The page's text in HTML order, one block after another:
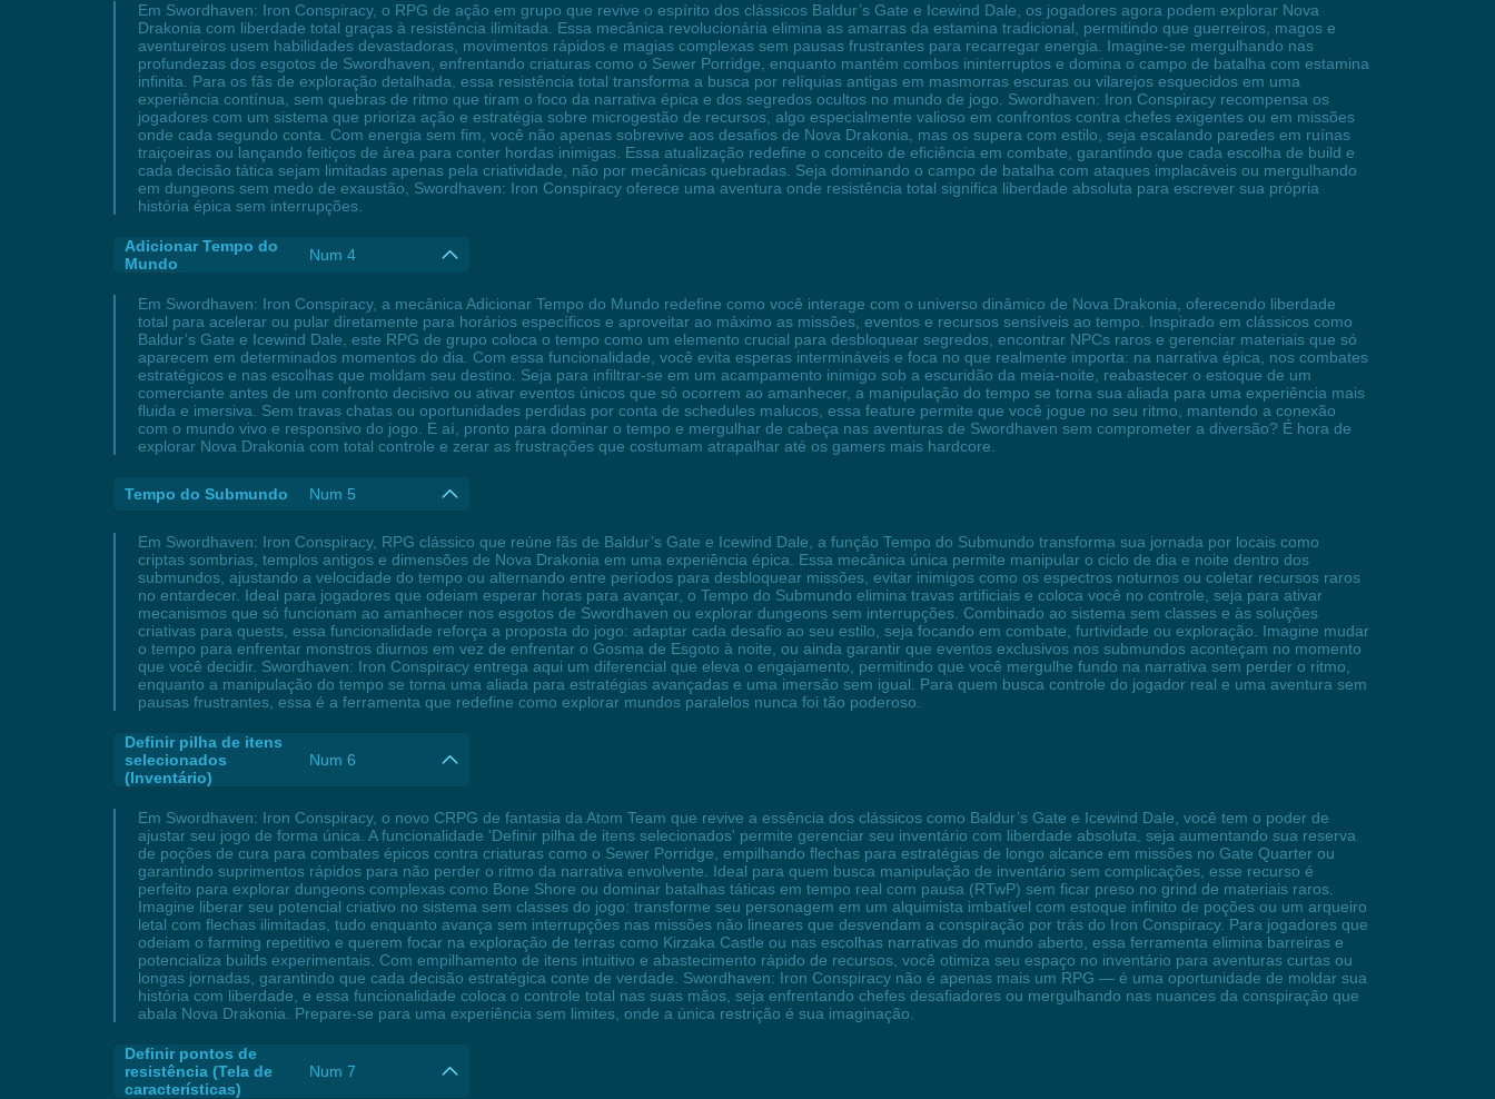
Em Swordhaven: Iron Conspiracy, o RPG de ação em grupo que revive o espírito dos clássicos Baldur’s Gate e Icewind Dale, os jogadores agora podem explorar Nova
Drakonia com liberdade total graças à resistência ilimitada. Essa mecânica revolucionária elimina as amarras da estamina tradicional, permitindo que guerreiros, magos e
aventureiros usem habilidades devastadoras, movimentos rápidos e magias complexas sem pausas frustrantes para recarregar energia. Imagine-se mergulhando nas
profundezas dos esgotos de Swordhaven, enfrentando criaturas como o Sewer Porridge, enquanto mantém combos ininterruptos e domina o campo de batalha com estamina
infinita. Para os fãs de exploração detalhada, essa resistência total transforma a busca por relíquias antigas em masmorras escuras ou vilarejos esquecidos em uma
experiência contínua, sem quebras de ritmo que tiram o foco da narrativa épica e dos segredos ocultos no mundo de jogo. Swordhaven: Iron Conspiracy recompensa os
jogadores com um sistema que prioriza ação e estratégia sobre microgestão de recursos, algo especialmente valioso em confrontos contra chefes exigentes ou em missões
onde cada segundo conta. Com energia sem fim, você não apenas sobrevive aos desafios de Nova Drakonia, mas os supera com estilo, seja escalando paredes em ruínas
traiçoeiras ou lançando feitiços de área para conter hordas inimigas. Essa atualização redefine o conceito de eficiência em combate, garantindo que cada escolha de build e
cada decisão tática sejam limitadas apenas pela criatividade, não por mecânicas quebradas. Seja dominando o campo de batalha com ataques implacáveis ou mergulhando
em dungeons sem medo de exaustão, Swordhaven: Iron Conspiracy oferece uma aventura onde resistência total significa liberdade absoluta para escrever sua própria
história épica sem interrupções.
Adicionar Tempo do
Mundo
Num 4
Em Swordhaven: Iron Conspiracy, a mecânica Adicionar Tempo do Mundo redefine como você interage com o universo dinâmico de Nova Drakonia, oferecendo liberdade
total para acelerar ou pular diretamente para horários específicos e aproveitar ao máximo as missões, eventos e recursos sensíveis ao tempo. Inspirado em clássicos como
Baldur’s Gate e Icewind Dale, este RPG de grupo coloca o tempo como um elemento crucial para desbloquear segredos, encontrar NPCs raros e gerenciar materiais que só
aparecem em determinados momentos do dia. Com essa funcionalidade, você evita esperas intermináveis e foca no que realmente importa: na narrativa épica, nos combates
estratégicos e nas escolhas que moldam seu destino. Seja para infiltrar-se em um acampamento inimigo sob a escuridão da meia-noite, reabastecer o estoque de um
comerciante antes de um confronto decisivo ou ativar eventos únicos que só ocorrem ao amanhecer, a manipulação do tempo se torna sua aliada para uma experiência mais
fluida e imersiva. Sem travas chatas ou oportunidades perdidas por conta de schedules malucos, essa feature permite que você jogue no seu ritmo, mantendo a conexão
com o mundo vivo e responsivo do jogo. E aí, pronto para dominar o tempo e mergulhar de cabeça nas aventuras de Swordhaven sem comprometer a diversão? É hora de
explorar Nova Drakonia com total controle e zerar as frustrações que costumam atrapalhar até os gamers mais hardcore.
Tempo do Submundo Num 5
Em Swordhaven: Iron Conspiracy, RPG clássico que reúne fãs de Baldur’s Gate e Icewind Dale, a função Tempo do Submundo transforma sua jornada por locais como
criptas sombrias, templos antigos e dimensões de Nova Drakonia em uma experiência épica. Essa mecânica única permite manipular o ciclo de dia e noite dentro dos
submundos, ajustando a velocidade do tempo ou alternando entre períodos para desbloquear missões, evitar inimigos como os espectros noturnos ou coletar recursos raros
no entardecer. Ideal para jogadores que odeiam esperar horas para avançar, o Tempo do Submundo elimina travas artificiais e coloca você no controle, seja para ativar
mecanismos que só funcionam ao amanhecer nos esgotos de Swordhaven ou explorar dungeons sem interrupções. Combinado ao sistema sem classes e às soluções
criativas para quests, essa funcionalidade reforça a proposta do jogo: adaptar cada desafio ao seu estilo, seja focando em combate, furtividade ou exploração. Imagine mudar
o tempo para enfrentar monstros diurnos em vez de enfrentar o Gosma de Esgoto à noite, ou ainda garantir que eventos exclusivos nos submundos aconteçam no momento
que você decidir. Swordhaven: Iron Conspiracy entrega aqui um diferencial que eleva o engajamento, permitindo que você mergulhe fundo na narrativa sem perder o ritmo,
enquanto a manipulação do tempo se torna uma aliada para estratégias avançadas e uma imersão sem igual. Para quem busca controle do jogador real e uma aventura sem
pausas frustrantes, essa é a ferramenta que redefine como explorar mundos paralelos nunca foi tão poderoso.
Definir pilha de itens
selecionados
(Inventário)
Num 6
Em Swordhaven: Iron Conspiracy, o novo CRPG de fantasia da Atom Team que revive a essência dos clássicos como Baldur’s Gate e Icewind Dale, você tem o poder de
ajustar seu jogo de forma única. A funcionalidade 'Definir pilha de itens selecionados' permite gerenciar seu inventário com liberdade absoluta, seja aumentando sua reserva
de poções de cura para combates épicos contra criaturas como o Sewer Porridge, empilhando flechas para estratégias de longo alcance em missões no Gate Quarter ou
garantindo suprimentos rápidos para não perder o ritmo da narrativa envolvente. Ideal para quem busca manipulação de inventário sem complicações, esse recurso é
perfeito para explorar dungeons complexas como Bone Shore ou dominar batalhas táticas em tempo real com pausa (RTwP) sem ficar preso no grind de materiais raros.
Imagine liberar seu potencial criativo no sistema sem classes do jogo: transforme seu personagem em um alquimista imbatível com estoque infinito de poções ou um arqueiro
letal com flechas ilimitadas, tudo enquanto avança sem interrupções nas missões não lineares que desvendam a conspiração por trás do Iron Conspiracy. Para jogadores que
odeiam o farming repetitivo e querem focar na exploração de terras como Kirzaka Castle ou nas escolhas narrativas do mundo aberto, essa ferramenta elimina barreiras e
potencializa builds experimentais. Com empilhamento de itens intuitivo e abastecimento rápido de recursos, você otimiza seu espaço no inventário para aventuras curtas ou
longas jornadas, garantindo que cada decisão estratégica conte de verdade. Swordhaven: Iron Conspiracy não é apenas mais um RPG — é uma oportunidade de moldar sua
história com liberdade, e essa funcionalidade coloca o controle total nas suas mãos, seja enfrentando chefes desafiadores ou mergulhando nas nuances da conspiração que
abala Nova Drakonia. Prepare-se para uma experiência sem limites, onde a única restrição é sua imaginação.
Definir pontos de
resistência (Tela de
características)
Num 7